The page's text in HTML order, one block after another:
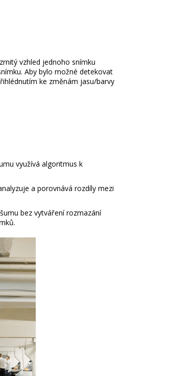
vzhled jednoho snímku
Aby bylo možné detekovat
ke změnám jasu/barvy
využívá algoritmus k
a porovnává rozdíly mezi
bez vytváření rozmazání